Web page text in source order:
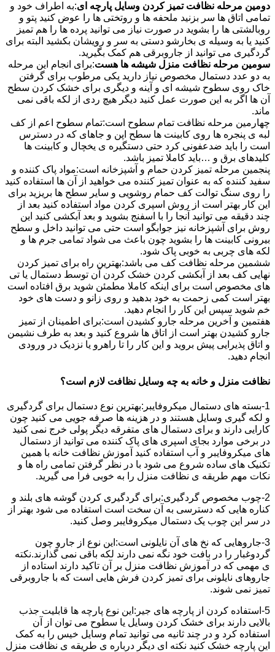
دومین مرحله نظافت تمیز کردن وسایل پارچه ای:به اطراف خود و
تمامی اتاق ها سر بزنید ملحفه ها و روتختی ها را عوض کنید پتو و
روبالشتی ها را بشوید در صورت نیاز می توانید پرده ها را هم تمیز
کنید یا به وسیله ی بخارشو دستی به سر و رویشان بکشید البته برای
گردگیری می توانید از جاروبرقی هم کمک بگیرید.
سومین مرحله نظافت منزل شیشه ها هست:برای انجام این مرحله
به دو عدد دستمال مخصوص نیاز دارید یکی مرطوب برای گرفتن
خاک روی سطوح شیشه ای و آینه و دیگری برای خشک کردن سطح
آن ها اگر به این صورت عمل کنید دیگر هیچ ردی از لکه باقی نمی
ماند.
چهارمین مرحله نظافت تمام سطوح است:تمام سطوح اعم از کف
لبه ی پنجره ها روی کابینت ها سطح اپن و جاهای که در دسترس
است را باید ضدعفونی کرد حتی دستگیره ی یخچال و کابینت ها
کلیدهای برق و …باید کاملا تمیز باشد.
پنجمین مرحله تمیز کردن حمام و آشپزخانه است:مواد پاک کننده و
سفید کننده که به عنوان تمیز کننده می خواهید از آن ها استفاده کنید
را روی سنگ توالت کف حمام روشویی و سایر سطح ها بریزید برای
این کار بهتر است از روش اسپری کردن مواد استفاده کنید بعد از
چند دقیقه می توانید آنجا را با اسفنج بشوید و بعد آبکشی کنید این
روش برای آشپزخانه نیز جوابگو است حتی می توانید داخل و سطح
بیرونی کابینت ها را بشوید چون باعث می شواد تمامی جرم ها و
لکه های چربی به خوبی پاک شود.
ششمین مرحله نظافت کف می باشد:بهترین راه برای تمیز کردن
نهایی کف بعد از آبکشی کردن خشک کردن آن توسط دستمال یا تی
های مخصوص است برای اینکه کاملا مطمئن شوید برق افتاده است
بهتر است کمی زحمت به خود بدهید و روی زانو و دست های خود
خم شوید سپس این کار را انجام دهید.
هفتمین و آخرین مرحله جارو کشیدن است:برای اطمینان از تمیز
جارو کشیدن بهتر است از اتاق ها شروع کنید و بعد به طرف نشیمن
و اتاق پذیرایی پیش بروید و این کار را تا راهرو یا نزدیک در ورودی
انجام دهید.
نظافت منزل و خانه به چه وسایل نظافت لازم است؟
1-بسته های دستمال میکروفایبر:بهترین نوع دستمال برای گردگیری
و لکه گیری وسایل هستند و در هزینه ها صرفه جویی می کنید چون
کارایی دارند و برای دستمال های متفرقه دیگر پولی خرج نمی کنید
در برخی موارد بجای اسپری های پاک کننده می توانید از دستمال
های میکروفایبر و آب استفاده کنید آموزش نظافت خانه با همین
تکنیک های ساده شروع می شود با در نظر گرفتن تمامی راه ها و
نکات مهم طریقه ی نظافت منزل را به خوبی فرا می گیرید.
2-چوب مخصوص گردگیری:برای گردگیری کردن گوشه های بلند و
کناره هایی که دسترسی به آن سخت است استفاده می شود بهتر از
در سر این چوب یک دستمال میکروفایبر وصل کنید.
3-جاروهایی که نخ های آن نایلونی است:این نوع از جارو چون
گردوغبار را در بافت خود نگه نمی دارند لکه باقی نمی گذارند.نکته
ی مهمی که در آموزش نظافت منزل بر آن تاکید دارند استاده از
جاروهای نایلونی برای تمیز کردن فرش هایی است که با جاروبرقی
تمیز نمی شوند.
5-استفاده کردن از پارچه های جیر:این نوع پارچه ها قابلیت جذب
بالایی دارند برای خشک کردن وسایل یا سطوح می توان از آن
استفاده کرد و در چند ثانیه می توانید تمام وسایل خیس را به کمک
این پارچه خشک کنید نکته ای دیگر درباره ی طریقه ی نظافت منزل